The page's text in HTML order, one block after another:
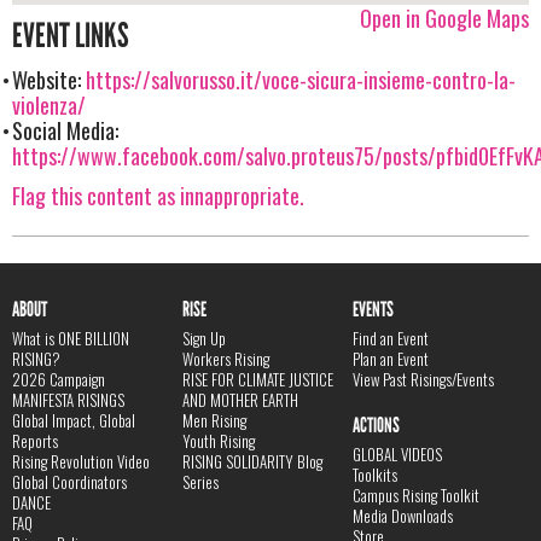
Open in Google Maps
EVENT LINKS
Website:https://salvorusso.it/voce-sicura-insieme-contro-la-
violenza/
Social Media:
https://www.facebook.com/salvo.proteus75/posts/
Flag this content as innappropriate.
ABOUT
What is ONE BILLION
RISING?
2026 Campaign
MANIFESTA RISINGS
Global Impact, Global
Reports
Rising Revolution Video
Global Coordinators
DANCE
FAQ
RISE
Sign Up
Workers Rising
RISE FOR CLIMATE JUSTICE
AND MOTHER EARTH
Men Rising
Youth Rising
RISING SOLIDARITY Blog
Series
EVENTS
Find an Event
Plan an Event
View Past Risings/Events
ACTIONS
GLOBAL VIDEOS
Toolkits
Campus Rising Toolkit
Media Downloads